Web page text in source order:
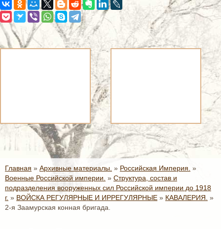
Главная » Архивные материалы. » Российская Империя. »
Военные Российской империи. » Структура, состав и
подразделения вооруженных сил Российской империи до 1918
г. » ВОЙСКА РЕГУЛЯРНЫЕ И ИРРЕГУЛЯРНЫЕ » КАВАЛЕРИЯ. »
2-я Заамурская конная бригада.